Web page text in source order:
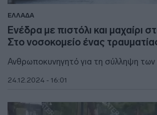
ΕΛΛΑΔΑ
Ενέδρα με πιστόλι και μαχαίρι
Στο νοσοκομείο ένας
Ανθρωποκυνηγητό για τη σύλληψη
24.12.2024 - 16:01